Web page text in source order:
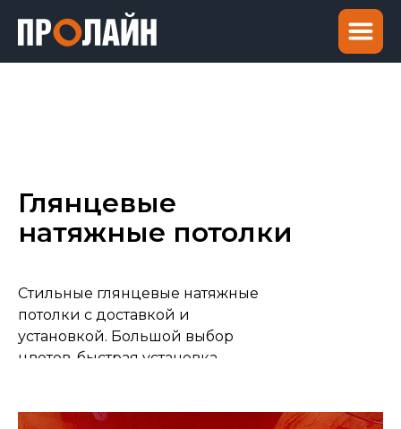
Стильные глянцевые натяжные
потолки с доставкой и
установкой. Большой выбор
цветов, быстрая установка.
Глянцевые
натяжные потолки